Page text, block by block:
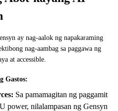
ay nag-aalok ng napakaraming
nag-aambag sa paggawa ng
at accessible.
Gastos:
Sa pamamagitan ng paggamit
power, nilalampasan ng Gensyn